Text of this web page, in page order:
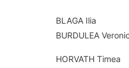
BLAGA Ilia
BURDULEA
HORVATH Timea